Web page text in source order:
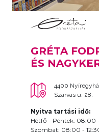
GRÉTA
ÉS
4400
Szarvas u. 28.
Nyitva tartási idő:
Hétfő - Péntek: 08:00
Szombat: 08:00 -